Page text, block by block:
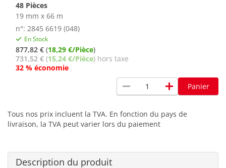
48 Pièces
19 mm x 66 m
n°: 2845 6619 (048)
En Stock
877,82 € (18,29 €/Pièce)
731,52 € (15,24 €/Pièce) hors taxe
32 % économie
remove add Panier
Tous nos prix incluent la TVA. En fonction du pays de
livraison, la TVA peut varier lors du paiement
Description du produit